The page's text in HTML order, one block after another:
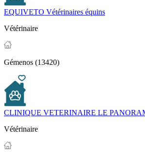
EQUIVETO Vétérinaires équins
Vétérinaire
Gémenos (13420)
CLINIQUE VETERINAIRE LE
Vétérinaire